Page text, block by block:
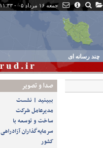
جمعه ۱۶ مرداد ۰۵ - ۱۱:۳۳
چند رسانه ای
صدا و تصوير
ببینید | نشست
مدیرعامل شرکت
ساخت و توسعه با
سرمایه‌گذاران آزادراهی
کشور